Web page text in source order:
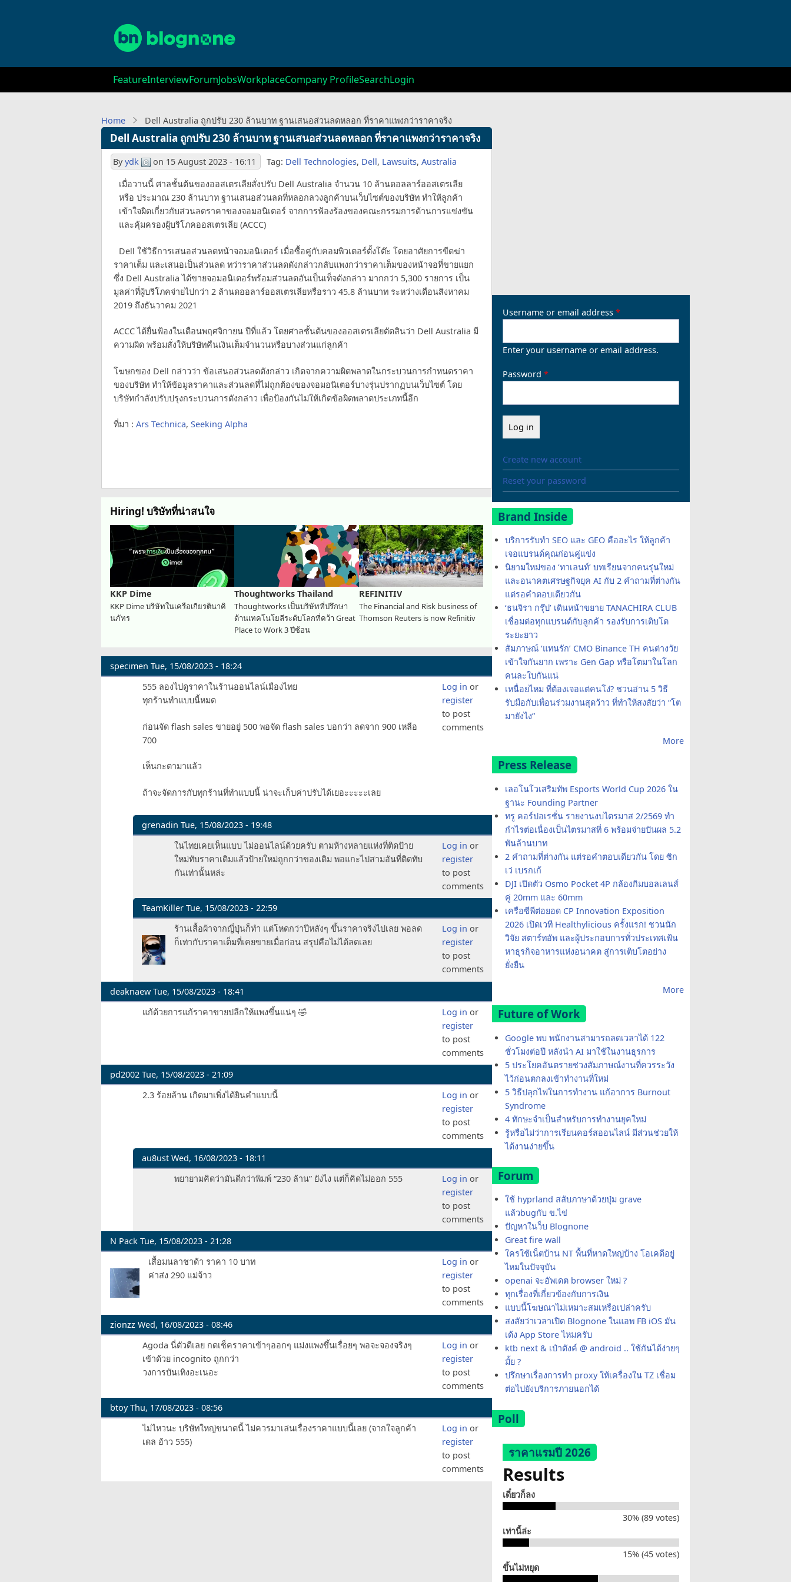
Main
navigation
FeatureInterviewForumJobsWorkplaceCompany ProfileSearchLogin
Home Dell Australia ถูกปรับ 230 ล้านบาท ฐานเสนอส่วนลดหลอก ที่ราคาแพงกว่าราคาจริง
Dell Australia ถูกปรับ 230 ล้านบาท ฐานเสนอส่วนลดหลอก ที่ราคาแพงกว่าราคาจริง
Byydk on 15 August 2023 - 16:11 Tag: Dell Technologies, Dell, Lawsuits, Australia
เมื่อวานนี้ ศาลชั้นต้นของออสเตรเลียสั่งปรับ Dell Australia จำนวน 10 ล้านดอลลาร์ออสเตรเลีย
หรือ ประมาณ 230 ล้านบาท ฐานเสนอส่วนลดที่หลอกลวงลูกค้าบนเว็บไซต์ของบริษัท ทำให้ลูกค้า
เข้าใจผิดเกี่ยวกับส่วนลดราคาของจอมอนิเตอร์ จากการฟ้องร้องของคณะกรรมการด้านการแข่งขัน
และคุ้มครองผู้บริโภคออสเตรเลีย (ACCC)
Dell ใช้วิธีการเสนอส่วนลดหน้าจอมอนิเตอร์ เมื่อซื้อคู่กับคอมพิวเตอร์ตั้งโต๊ะ โดยอาศัยการขีดฆ่า
ราคาเต็ม และเสนอเป็นส่วนลด ทว่าราคาส่วนลดดังกล่าวกลับแพงกว่าราคาเต็มของหน้าจอที่ขายแยก
ซึ่ง Dell Australia ได้ขายจอมอนิเตอร์พร้อมส่วนลดอันเป็นเท็จดังกล่าว มากกว่า 5,300 รายการ เป็น
มูลค่าที่ผู้บริโภคจ่ายไปกว่า 2 ล้านดออลาร์ออสเตรเลียหรือราว 45.8 ล้านบาท ระหว่างเดือนสิงหาคม
2019 ถึงธันวาคม 2021
ACCC ได้ยื่นฟ้องในเดือนพฤศจิกายน ปีที่แล้ว โดยศาลชั้นต้นของออสเตรเลียตัดสินว่า Dell Australia มี
ความผิด พร้อมสั่งให้บริษัทคืนเงินเต็มจำนวนหรือบางส่วนแก่ลูกค้า
โฆษกของ Dell กล่าวว่า ข้อเสนอส่วนลดดังกล่าว เกิดจากความผิดพลาดในกระบวนการกำหนดราคา
ของบริษัท ทำให้ข้อมูลราคาและส่วนลดที่ไม่ถูกต้องของจอมอนิเตอร์บางรุ่นปรากฏบนเว็บไซต์ โดย
บริษัทกำลังปรับปรุงกระบวนการดังกล่าว เพื่อป้องกันไม่ให้เกิดข้อผิดพลาดประเภทนี้อีก
ที่มา : Ars Technica, Seeking Alpha
Hiring! บริษัทที่น่าสนใจ
KKP Dime
KKP Dime บริษัทในเครือเกียรตินาคิ
นภัทร
Thoughtworks Thailand
Thoughtworks เป็นบริษัทที่ปรึกษา
ด้านเทคโนโยลีระดับโลกที่คว้า Great
Place to Work 3 ปีซ้อน
REFINITIV
The Financial and Risk business of
Thomson Reuters is now Refinitiv
specimen Tue, 15/08/2023 - 18:24
555 ลองไปดูราคาในร้านออนไลน์เมืองไทย
ทุกร้านทำแบบนี้หมด
ก่อนจัด flash sales ขายอยู่ 500 พอจัด flash sales บอกว่า ลดจาก 900 เหลือ
700
เห็นกะตามาแล้ว
ถ้าจะจัดการกับทุกร้านที่ทำแบบนี้ น่าจะเก็บค่าปรับได้เยอะะะะะเลย
Log in or
register
to post
comments
grenadin Tue, 15/08/2023 - 19:48
In
specimen
ในไทยเคยเห็นแบบ ไม่ออนไลน์ด้วยครับ ตามห้างหลายแห่งที่ติดป้าย
ใหม่ทับราคาเดิมแล้วป้ายใหม่ถูกกว่าของเดิม พอแกะไปสามอันที่ติดทับ
กันเท่านั้นหล่ะ
Log in or
register
to post
comments
TeamKiller Tue, 15/08/2023 - 22:59
In
reply
to
555
specimen
ร้านเสื้อผ้าจากญี่ปุ่นก็ทำ แต่โหดกว่าปีหลังๆ ขึ้นราคาจริงไปเลย พอลด
ก็เท่ากับราคาเต็มที่เคยขายเมื่อก่อน สรุปคือไม่ได้ลดเลย
Log in or
register
to post
comments
deaknaew Tue, 15/08/2023 - 18:41
แก้ด้วยการแก้ราคาขายปลีกให้แพงขึ้นแน่ๆ 🤣
Log in or
register
to post
comments
pd2002 Tue, 15/08/2023 - 21:09
2.3 ร้อยล้าน เกิดมาเพิ่งได้ยินคำแบบนี้
Log in or
register
to post
comments
au8ust Wed, 16/08/2023 - 18:11
In
ล้าน
by
pd2002
พยายามคิดว่ามันดีกว่าพิมพ์ “230 ล้าน” ยังไง แต่ก็คิดไม่ออก 555 Log in or
register
to post
comments
N Pack Tue, 15/08/2023 - 21:28
เสื้อมนลาชาด้า ราคา 10 บาท
ค่าส่ง 290 แม่จ้าว
Log in or
register
to post
comments
zionzz Wed, 16/08/2023 - 08:46
Agoda นี่ตัวดีเลย กดเช็คราคาเข้าๆออกๆ แม่งแพงขึ้นเรื่อยๆ พอจะจองจริงๆ
เข้าด้วย incognito ถูกกว่า
วงการบันเทิงอะเนอะ
Log in or
register
to post
comments
btoyThu, 17/08/2023 - 08:56
ไม่ไหวนะ บริษัทใหญ่ขนาดนี้ ไม่ควรมาเล่นเรื่องราคาแบบนี้เลย (จากใจลูกค้า
เดล อ้าว 555)
Log in or
register
to post
comments
Username or email address
Enter your username or email address.
Password
Create new account
Reset your password
Brand Inside
บริการรับทำ SEO และ GEO คืออะไร ให้ลูกค้า
เจอแบรนด์คุณก่อนคู่แข่ง
นิยามใหม่ของ ‘ทาเลนท์’ บทเรียนจากคนรุ่นใหม่
และอนาคตเศรษฐกิจยุค AI กับ 2 คำถามที่ต่างกัน
แต่รอคำตอบเดียวกัน
‘ธนจิรา กรุ๊ป’ เดินหน้าขยาย TANACHIRA CLUB
เชื่อมต่อทุกแบรนด์กับลูกค้า รองรับการเติบโต
ระยะยาว
สัมภาษณ์ ‘แทนรัก’ CMO Binance TH คนต่างวัย
เข้าใจกันยาก เพราะ Gen Gap หรือโตมาในโลก
คนละใบกันแน่
เหนื่อยไหม ที่ต้องเจอแต่คนโง่? ชวนอ่าน 5 วิธี
รับมือกับเพื่อนร่วมงานสุดว้าว ที่ทำให้สงสัยว่า “โต
มายังไง”
More
Press Release
เลอโนโวเสริมทัพ Esports World Cup 2026 ใน
ฐานะ Founding Partner
ทรู คอร์ปอเรชั่น รายงานงบไตรมาส 2/2569 ทำ
กำไรต่อเนื่องเป็นไตรมาสที่ 6 พร้อมจ่ายปันผล 5.2
พันล้านบาท
2 คำถามที่ต่างกัน แต่รอคำตอบเดียวกัน โดย ซิก
เว่ เบรกเก้
DJI เปิดตัว Osmo Pocket 4P กล้องกิมบอลเลนส์
คู่ 20mm และ 60mm
เครือซีพีต่อยอด CP Innovation Exposition
2026 เปิดเวที Healthylicious ครั้งแรก! ชวนนัก
วิจัย สตาร์ทอัพ และผู้ประกอบการทั่วประเทศเฟ้น
หาธุรกิจอาหารแห่งอนาคต สู่การเติบโตอย่าง
ยั่งยืน
More
Future of Work
Google พบ พนักงานสามารถลดเวลาได้ 122
ชั่วโมงต่อปี หลังนำ AI มาใช้ในงานธุรการ
5 ประโยคอันตรายช่วงสัมภาษณ์งานที่ควรระวัง
ไว้ก่อนตกลงเข้าทำงานที่ใหม่
5 วิธีปลุกไฟในการทำงาน แก้อาการ Burnout
Syndrome
4 ทักษะจำเป็นสำหรับการทำงานยุคใหม่
รู้หรือไม่ว่าการเรียนคอร์สออนไลน์ มีส่วนช่วยให้
ได้งานง่ายขึ้น
Forum
ใช้ hyprland สลับภาษาด้วยปุ่ม grave
แล้วbugกับ ข.ไข่
ปัญหาในว็บ Blognone
Great fire wall
ใครใช้เน็ตบ้าน NT พื้นที่หาดใหญ่บ้าง โอเคดีอยู่
ไหมในปัจจุบัน
openai จะอัพเดต browser ใหม่ ?
ทุกเรื่องที่เกี่ยวข้องกับการเงิน
แบบนี้โฆษณาไม่เหมาะสมเหรือเปล่าครับ
สงสัยว่าเวลาเปิด Blognone ในแอพ FB iOS มัน
เด้ง App Store ไหมครับ
ktb next & เป๋าตังค์ @ android .. ใช้กันได้ง่ายๆ
มั้ย ?
ปรึกษาเรื่องการทำ proxy ให้เครื่องใน TZ เชื่อม
ต่อไปยังบริการภายนอกได้
Poll
ราคาแรมปี 2026
Results
เดี๋ยวก็ลง
30% (89 votes)
เท่านี้ล่ะ
15% (45 votes)
ขึ้นไม่หยุด